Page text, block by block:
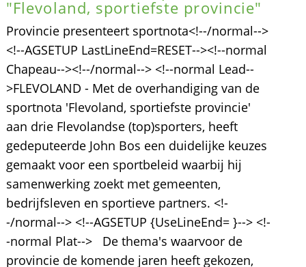
"Flevoland, sportiefste provincie"
Provincie presenteert sportnota<!--/normal-->
<!--AGSETUP LastLineEnd=RESET--><!--normal
Chapeau--><!--/normal--> <!--normal Lead--
>FLEVOLAND - Met de overhandiging van de
sportnota 'Flevoland, sportiefste provincie'
aan drie Flevolandse (top)sporters, heeft
gedeputeerde John Bos een duidelijke keuzes
gemaakt voor een sportbeleid waarbij hij
samenwerking zoekt met gemeenten,
bedrijfsleven en sportieve partners. <!-
-/normal--> <!--AGSETUP {UseLineEnd= }--> <!-
-normal Plat--> De thema's waarvoor de
provincie de komende jaren heeft gekozen,